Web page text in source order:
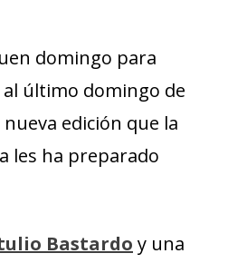
domingo para
último domingo de
edición que la
les ha preparado
Bastardo y una